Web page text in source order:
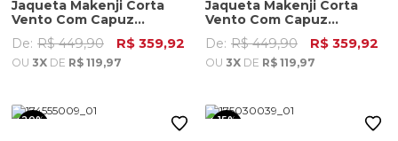
Jaqueta Makenji Corta
Vento Com Capuz
Removivel Masculina
Cinza Gelo
De: R$ 449,90 R$ 359,92
OU 3X DE R$ 119,97
Jaqueta Makenji Corta
Vento Com Capuz
Removivel Masculina Areia
De: R$ 449,90 R$ 359,92
OU 3X DE R$ 119,97
20%
15%